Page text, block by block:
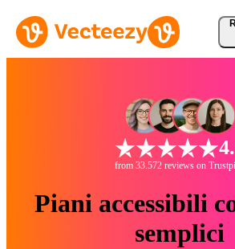
from 33.572 reviews on
Piani accessibili
semplici